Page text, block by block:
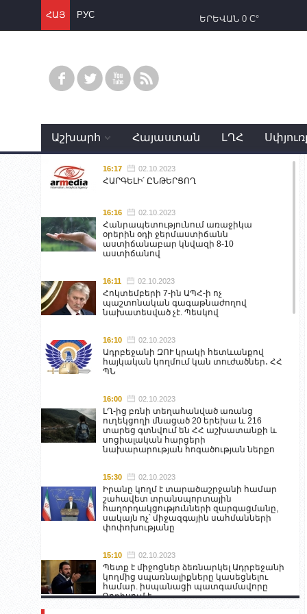
ՀԱՅ РУС ԵՐԵՎԱՆ 0 C°
Աշխարհ Հայաստան ԼՂՀ
16:17 02.10.2023
ՀԱՐԳԵԼԻ՛ ԸՆԹԵՐՑՈՂ
16:16 02.10.2023
Հանրապետությունում առաջիկա
օրերին օդի ջերմաստիճանն
աստիճանաբար կնվազի 8-10
աստիճանով
16:11 02.10.2023
Հոկտեմբերի 7-ին ԱՊՀ-ի ոչ
պաշտոնական գագաթնաժողով
նախատեսված չէ. Պեսկով
16:10 02.10.2023
Ադրբեջանի ԶՈՒ կրակի հետևանքով
հայկական կողմում կան տուժածներ․ ՀՀ
ՊՆ
16:00 02.10.2023
ԼՂ-ից բռնի տեղահանված առանց
ուղեկցողի մնացած 20 երեխա և 216
տարեց գտնվում են ՀՀ աշխատանքի և
սոցիալական հարցերի
նախարարության հոգածության ներքո
15:30 02.10.2023
Իրանը կողմ է տարածաշրջանի համար
շահավետ տրանսպորտային
հաղորդակցությունների զարգացմանը,
սակայն ոչ՝ միջազգային սահմանների
փոփոխությանը
15:10 02.10.2023
Պետք է միջոցներ ձեռնարկել Ադրբեջանի
կողմից սպառնալիքները կասեցնելու
համար. իսպանացի պատգամավորը
Գորիսում է